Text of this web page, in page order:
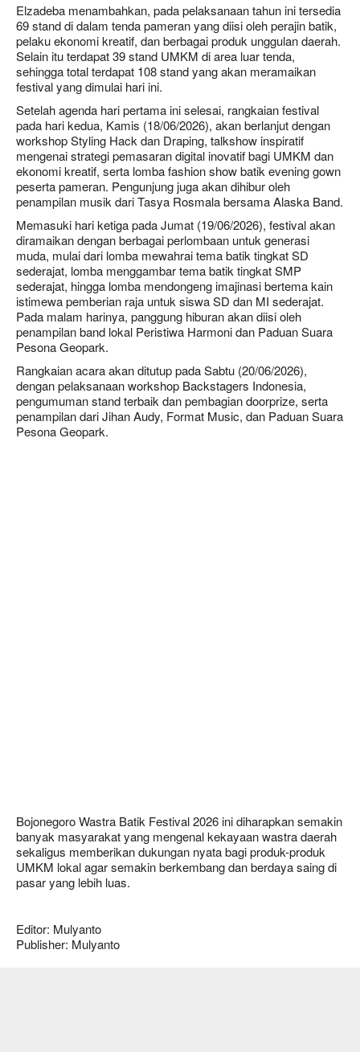
Elzadeba menambahkan, pada pelaksanaan tahun ini tersedia
69 stand di dalam tenda pameran yang diisi oleh perajin batik,
pelaku ekonomi kreatif, dan berbagai produk unggulan daerah.
Selain itu terdapat 39 stand UMKM di area luar tenda,
sehingga total terdapat 108 stand yang akan meramaikan
festival yang dimulai hari ini.
Setelah agenda hari pertama ini selesai, rangkaian festival
pada hari kedua, Kamis (18/06/2026), akan berlanjut dengan
workshop Styling Hack dan Draping, talkshow inspiratif
mengenai strategi pemasaran digital inovatif bagi UMKM dan
ekonomi kreatif, serta lomba fashion show batik evening gown
peserta pameran. Pengunjung juga akan dihibur oleh
penampilan musik dari Tasya Rosmala bersama Alaska Band.
Memasuki hari ketiga pada Jumat (19/06/2026), festival akan
diramaikan dengan berbagai perlombaan untuk generasi
muda, mulai dari lomba mewahrai tema batik tingkat SD
sederajat, lomba menggambar tema batik tingkat SMP
sederajat, hingga lomba mendongeng imajinasi bertema kain
istimewa pemberian raja untuk siswa SD dan MI sederajat.
Pada malam harinya, panggung hiburan akan diisi oleh
penampilan band lokal Peristiwa Harmoni dan Paduan Suara
Pesona Geopark.
Rangkaian acara akan ditutup pada Sabtu (20/06/2026),
dengan pelaksanaan workshop Backstagers Indonesia,
pengumuman stand terbaik dan pembagian doorprize, serta
penampilan dari Jihan Audy, Format Music, dan Paduan Suara
Pesona Geopark.
Bojonegoro Wastra Batik Festival 2026 ini diharapkan semakin
banyak masyarakat yang mengenal kekayaan wastra daerah
sekaligus memberikan dukungan nyata bagi produk-produk
UMKM lokal agar semakin berkembang dan berdaya saing di
pasar yang lebih luas.
Editor: Mulyanto
Publisher: Mulyanto